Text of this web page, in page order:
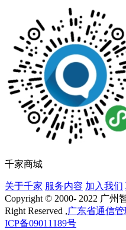
千家商城
关于千家 服务内容 加入我们
Copyright © 2000- 2022 广
Right Reserved ,广东省通信管
ICP备09011189号